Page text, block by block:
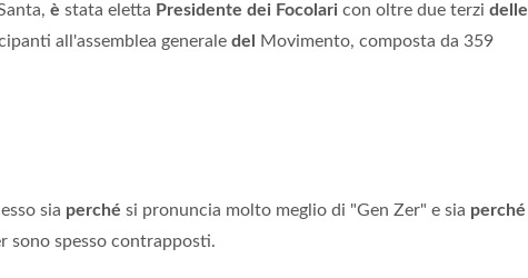
è stata eletta Presidente dei Focolari con oltre due terzi delle
all'assemblea generale del
Movimento, composta da 359
sia perché si pronuncia molto meglio di "Gen Zer" e sia perché
sono spesso contrapposti.